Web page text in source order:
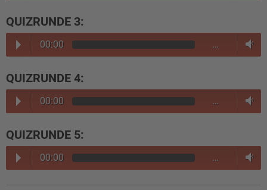
QUIZRUNDE 3:
00:00 …
QUIZRUNDE 4:
00:00 …
QUIZRUNDE 5:
00:00 …